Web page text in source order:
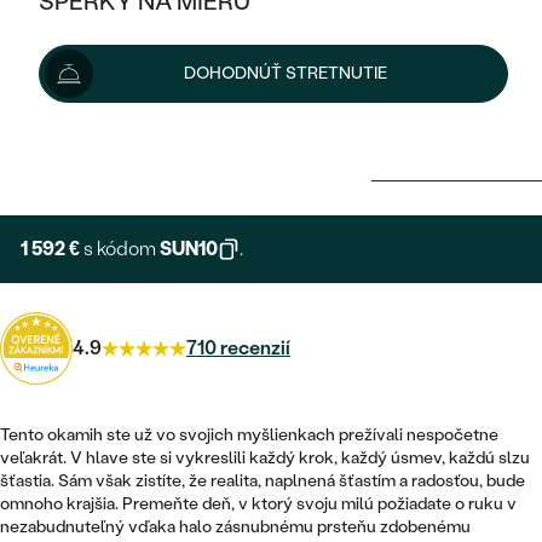
KOMBINOVANÉ ZLATO
PODĽA ŠTÝLU
ETERNITY
VYKROJENÉ
VINTAGE
NETRADIČNÉ
TEPANÉ
POSTRANNÉ DRAHOKAMY
HALO
VINTAGE
SET ZÁSNUBNÉHO PRSTEŇA A
NETRADIČNÉ
ZOSTAVTE SI PRSTEŇ
ZAČAŤ S PRSTEŇOM
VÝPREDAJ
ŠPERKY ČO POMÁHAJÚ
NÁUŠNICE
PRSTENE
PRÍVESKY
SETY
PÁNSKE ŠPERKY
PLATINOVÉ
NAPICHOVACIE
MINIMALISTICKÉ
VISIACE
SOLITÉR
V TVARE SRDCA
ZLATÉ
STRIEBORNÉ
PODĽA ŠTÝLU
SOLITÉR
NARODENIE DIEŤAŤA
SO ZNAMENÍM ZVEROKRUHU
MINIMALISTICKÉ
VÝPREDAJ
STRIEBORNÉ
PODĽA ŠTÝLU
ETERNITY
MINIMALISTICKÉ
DOHODNÚŤ STRETNUTIE
1 769 €
1 592 €s kódom SUN10 .
4.9 710 recenzií
Tento okamih ste už vo svojich myšlienkach prežívali nespočetne
veľakrát. V hlave ste si vykreslili každý krok, každý úsmev, každú slzu
šťastia. Sám však zistíte, že realita, naplnená šťastím a radosťou, bude
omnoho krajšia. Premeňte deň, v ktorý svoju milú požiadate o ruku v
nezabudnuteľný vďaka halo zásnubnému prsteňu zdobenému